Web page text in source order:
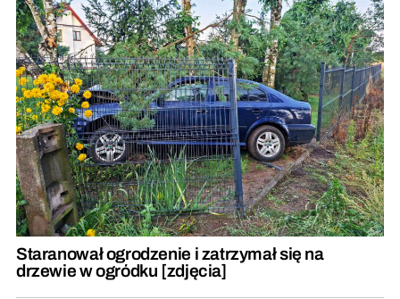
Staranował ogrodzenie i zatrzymał się na
drzewie w ogródku [zdjęcia]